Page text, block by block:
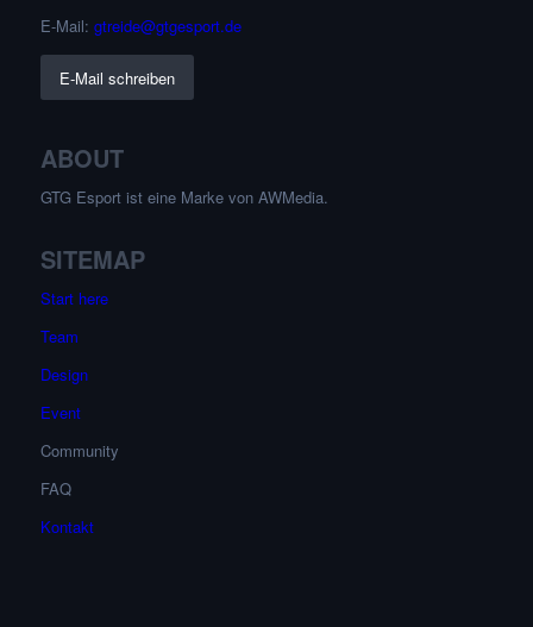
E-Mail: gtreide@gtgesport.de
E-Mail schreiben
ABOUT
GTG Esport ist eine Marke von AWMedia.
SITEMAP
Start here
Team
Design
Event
Community
FAQ
Kontakt